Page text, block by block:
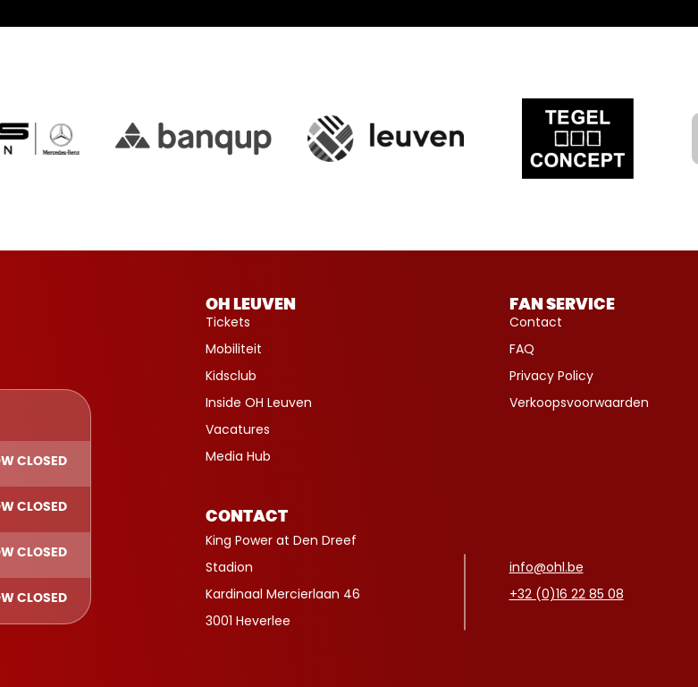
CLOSED
CLOSED
CLOSED
CLOSED
OH LEUVEN
Tickets
Mobiliteit
Kidsclub
Inside OH Leuven
Vacatures
Media Hub
FAN SERVICE
Contact
FAQ
Privacy Policy
Verkoopsvoorwaarden
CONTACT
King Power at Den Dreef
Stadion
Kardinaal Mercierlaan 46
3001 Heverlee
info@ohl.be
+32 (0)16 22 85 08